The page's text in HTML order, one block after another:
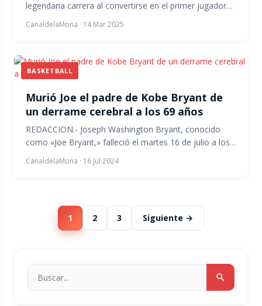
legendaria carrera al convertirse en el primer jugador…
CanaldelaMona · 14 Mar 2025
BASKETBALL
Murió Joe el padre de Kobe Bryant de
un derrame cerebral a los 69 años
REDACCION.- Joseph Washington Bryant, conocido
como «Joe Bryant,» falleció el martes 16 de julio a los…
CanaldelaMona · 16 Jul 2024
1 2 3 Siguiente →